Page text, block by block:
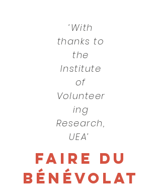
‘With
thanks to
the
Institute
of
Volunteer
ing
Research,
UEA’
FAIRE DU
BÉNÉVOLAT